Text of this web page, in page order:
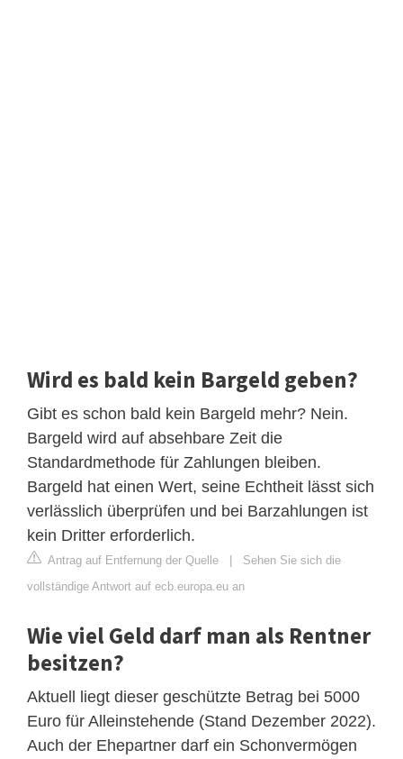
Wird es bald kein Bargeld geben?
Gibt es schon bald kein Bargeld mehr? Nein.
Bargeld wird auf absehbare Zeit die
Standardmethode für Zahlungen bleiben.
Bargeld hat einen Wert, seine Echtheit lässt sich
verlässlich überprüfen und bei Barzahlungen ist
kein Dritter erforderlich.
Antrag auf Entfernung der Quelle | Sehen Sie sich die
vollständige Antwort auf ecb.europa.eu an
Wie viel Geld darf man als Rentner
besitzen?
Aktuell liegt dieser geschützte Betrag bei 5000
Euro für Alleinstehende (Stand Dezember 2022).
Auch der Ehepartner darf ein Schonvermögen